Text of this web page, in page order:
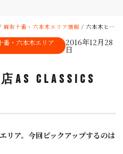
麻布十番・六本木エリア情報 / 六本木ヒルズ店AS CLASSICS DINER
番・六本木エリア 2016年12月28
日
AS CLASSICS
リア。今回ピックアップするのは